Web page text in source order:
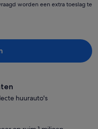
worden een extra toeslag te
huurauto's